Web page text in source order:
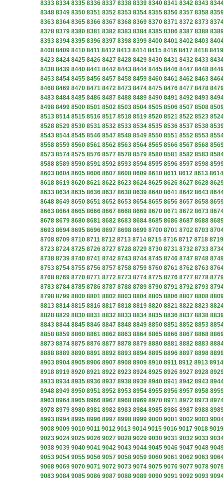
8333 8334 8335 8336 8337 8338 8339 8340 8341 8342 8343
8348 8349 8350 8351 8352 8353 8354 8355 8356 8357 8358
8363 8364 8365 8366 8367 8368 8369 8370 8371 8372 8373
8378 8379 8380 8381 8382 8383 8384 8385 8386 8387 8388
8393 8394 8395 8396 8397 8398 8399 8400 8401 8402 8403
8408 8409 8410 8411 8412 8413 8414 8415 8416 8417 8418 8419
8423 8424 8425 8426 8427 8428 8429 8430 8431 8432 8433
8438 8439 8440 8441 8442 8443 8444 8445 8446 8447 8448
8453 8454 8455 8456 8457 8458 8459 8460 8461 8462 8463
8468 8469 8470 8471 8472 8473 8474 8475 8476 8477 8478
8483 8484 8485 8486 8487 8488 8489 8490 8491 8492 8493
8498 8499 8500 8501 8502 8503 8504 8505 8506 8507 8508
8513 8514 8515 8516 8517 8518 8519 8520 8521 8522 8523
8528 8529 8530 8531 8532 8533 8534 8535 8536 8537 8538
8543 8544 8545 8546 8547 8548 8549 8550 8551 8552 8553
8558 8559 8560 8561 8562 8563 8564 8565 8566 8567 8568
8573 8574 8575 8576 8577 8578 8579 8580 8581 8582 8583
8588 8589 8590 8591 8592 8593 8594 8595 8596 8597 8598
8603 8604 8605 8606 8607 8608 8609 8610 8611 8612 8613 8614
8618 8619 8620 8621 8622 8623 8624 8625 8626 8627 8628
8633 8634 8635 8636 8637 8638 8639 8640 8641 8642 8643
8648 8649 8650 8651 8652 8653 8654 8655 8656 8657 8658
8663 8664 8665 8666 8667 8668 8669 8670 8671 8672 8673
8678 8679 8680 8681 8682 8683 8684 8685 8686 8687 8688
8693 8694 8695 8696 8697 8698 8699 8700 8701 8702 8703
8708 8709 8710 8711 8712 8713 8714 8715 8716 8717 8718 8719
8723 8724 8725 8726 8727 8728 8729 8730 8731 8732 8733
8738 8739 8740 8741 8742 8743 8744 8745 8746 8747 8748
8753 8754 8755 8756 8757 8758 8759 8760 8761 8762 8763
8768 8769 8770 8771 8772 8773 8774 8775 8776 8777 8778
8783 8784 8785 8786 8787 8788 8789 8790 8791 8792 8793
8798 8799 8800 8801 8802 8803 8804 8805 8806 8807 8808
8813 8814 8815 8816 8817 8818 8819 8820 8821 8822 8823
8828 8829 8830 8831 8832 8833 8834 8835 8836 8837 8838
8843 8844 8845 8846 8847 8848 8849 8850 8851 8852 8853
8858 8859 8860 8861 8862 8863 8864 8865 8866 8867 8868
8873 8874 8875 8876 8877 8878 8879 8880 8881 8882 8883
8888 8889 8890 8891 8892 8893 8894 8895 8896 8897 8898
8903 8904 8905 8906 8907 8908 8909 8910 8911 8912 8913 8914
8918 8919 8920 8921 8922 8923 8924 8925 8926 8927 8928
8933 8934 8935 8936 8937 8938 8939 8940 8941 8942 8943
8948 8949 8950 8951 8952 8953 8954 8955 8956 8957 8958
8963 8964 8965 8966 8967 8968 8969 8970 8971 8972 8973
8978 8979 8980 8981 8982 8983 8984 8985 8986 8987 8988
8993 8994 8995 8996 8997 8998 8999 9000 9001 9002 9003
9008 9009 9010 9011 9012 9013 9014 9015 9016 9017 9018 9019
9023 9024 9025 9026 9027 9028 9029 9030 9031 9032 9033
9038 9039 9040 9041 9042 9043 9044 9045 9046 9047 9048
9053 9054 9055 9056 9057 9058 9059 9060 9061 9062 9063
9068 9069 9070 9071 9072 9073 9074 9075 9076 9077 9078
9083 9084 9085 9086 9087 9088 9089 9090 9091 9092 9093